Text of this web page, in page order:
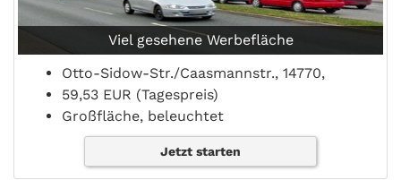
Viel gesehene Werbefläche
Otto-Sidow-Str./Caasmannstr., 14770,
59,53 EUR (Tagespreis)
Großfläche, beleuchtet
Jetzt starten